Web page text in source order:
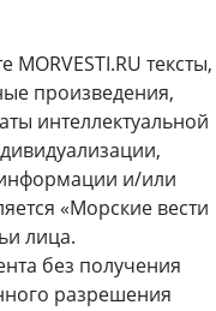
тексты,
произведения,
интеллектуальной
и/или
«Морские вести
лица.
без получения
разрешения